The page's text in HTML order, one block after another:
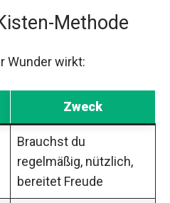
Methode
Wunder wirkt:
Zweck
Brauchst du
regelmäßig, nützlich,
bereitet Freude